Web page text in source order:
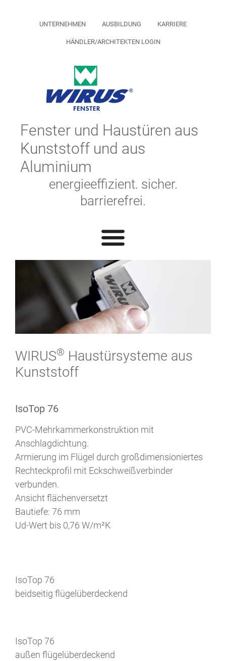
UNTERNEHMEN AUSBILDUNG KARRIERE
HÄNDLER/ARCHITEKTEN LOGIN
Fenster und Haustüren aus
Kunststoff und aus
Aluminium
energieeffizient. sicher.
barrierefrei.
WIRUS® Haustürsysteme aus
Kunststoff
IsoTop 76
PVC-Mehrkammerkonstruktion mit
Anschlagdichtung.
Armierung im Flügel durch großdimensioniertes
Rechteckprofil mit Eckschweißverbinder
verbunden.
Ansicht flächenversetzt
Bautiefe: 76 mm
Ud-Wert bis 0,76 W/m²K
IsoTop 76
beidseitig flügelüberdeckend
IsoTop 76
außen flügelüberdeckend